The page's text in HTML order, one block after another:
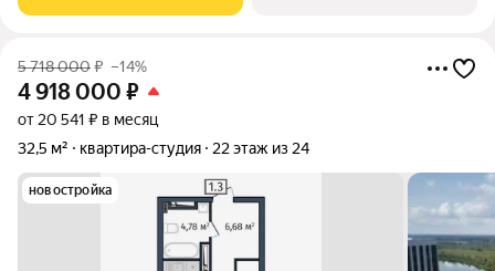
5 718 000₽ –14%
4 918 000 ₽
от 20 541 ₽ в месяц
32,5 м²
квартира-студия 22 этаж из 24
новостройка